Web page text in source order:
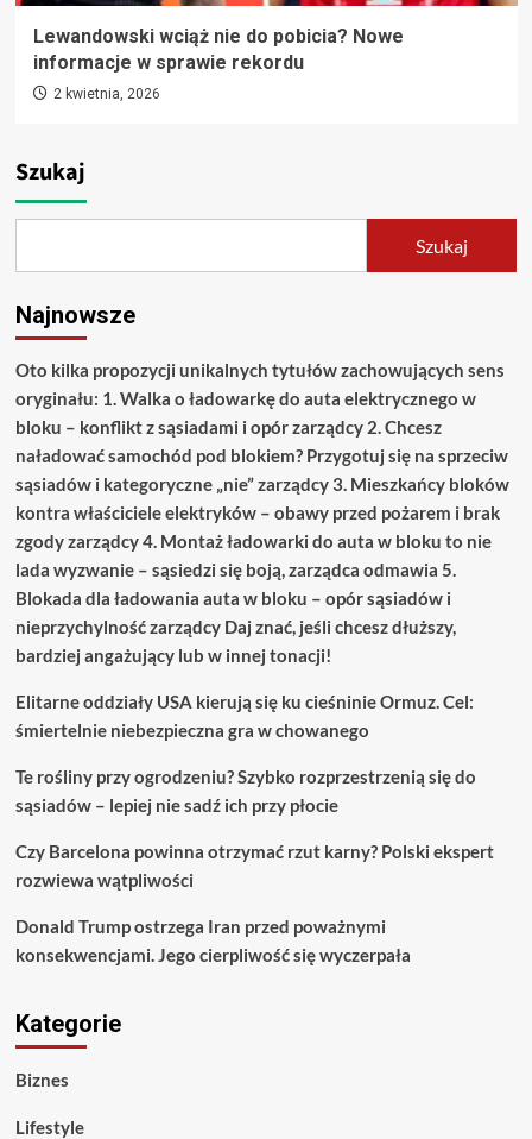
Lewandowski wciąż nie do pobicia? Nowe
informacje w sprawie rekordu
2 kwietnia, 2026
Szukaj
Szukaj
Najnowsze
Oto kilka propozycji unikalnych tytułów zachowujących sens
oryginału: 1. Walka o ładowarkę do auta elektrycznego w
bloku – konflikt z sąsiadami i opór zarządcy 2. Chcesz
naładować samochód pod blokiem? Przygotuj się na sprzeciw
sąsiadów i kategoryczne „nie” zarządcy 3. Mieszkańcy bloków
kontra właściciele elektryków – obawy przed pożarem i brak
zgody zarządcy 4. Montaż ładowarki do auta w bloku to nie
lada wyzwanie – sąsiedzi się boją, zarządca odmawia 5.
Blokada dla ładowania auta w bloku – opór sąsiadów i
nieprzychylność zarządcy Daj znać, jeśli chcesz dłuższy,
bardziej angażujący lub w innej tonacji!
Elitarne oddziały USA kierują się ku cieśninie Ormuz. Cel:
śmiertelnie niebezpieczna gra w chowanego
Te rośliny przy ogrodzeniu? Szybko rozprzestrzenią się do
sąsiadów – lepiej nie sadź ich przy płocie
Czy Barcelona powinna otrzymać rzut karny? Polski ekspert
rozwiewa wątpliwości
Donald Trump ostrzega Iran przed poważnymi
konsekwencjami. Jego cierpliwość się wyczerpała
Kategorie
Biznes
Lifestyle